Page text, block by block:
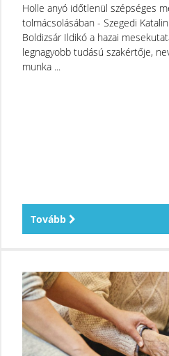
Holle anyó időtlenül szépséges
tolmácsolásában - Szegedi
Boldizsár Ildikó a hazai
legnagyobb tudású szakértője,
munka ...
Tovább